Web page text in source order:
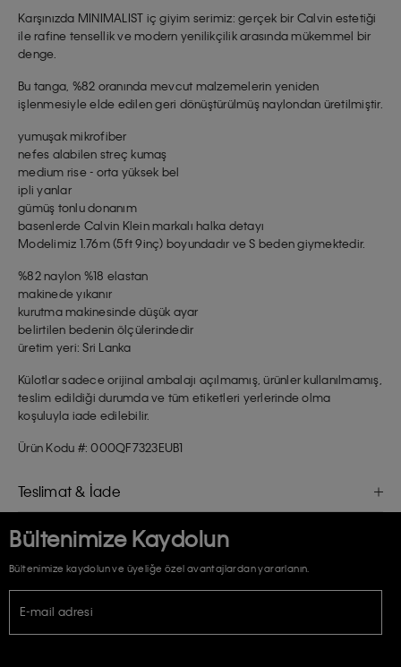
Karşınızda MINIMALIST iç giyim serimiz: gerçek bir Calvin estetiği
ile rafine tensellik ve modern yenilikçilik arasında mükemmel bir
denge.
Bu tanga, %82 oranında mevcut malzemelerin yeniden
işlenmesiyle elde edilen geri dönüştürülmüş naylondan üretilmiştir.
yumuşak mikrofiber
nefes alabilen streç kumaş
medium rise - orta yüksek bel
ipli yanlar
gümüş tonlu donanım
basenlerde Calvin Klein markalı halka detayı
Modelimiz 1.76m (5ft 9inç) boyundadır ve S beden giymektedir.
%82 naylon %18 elastan
makinede yıkanır
kurutma makinesinde düşük ayar
belirtilen bedenin ölçülerindedir
üretim yeri: Sri Lanka
Külotlar sadece orijinal ambalajı açılmamış, ürünler kullanılmamış,
teslim edildiği durumda ve tüm etiketleri yerlerinde olma
koşuluyla iade edilebilir.
Ürün Kodu #: 000QF7323EUB1
Teslimat & İade
Bültenimize Kaydolun
Bültenimize kaydolun ve üyeliğe özel avantajlardan yararlanın.
E-mail adresi